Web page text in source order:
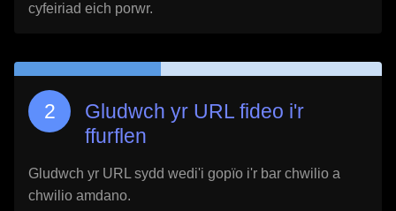
cyfeiriad eich porwr.
Gludwch yr URL fideo i'r
ffurflen
Gludwch yr URL sydd wedi'i gopïo i'r bar chwilio a
chwilio amdano.